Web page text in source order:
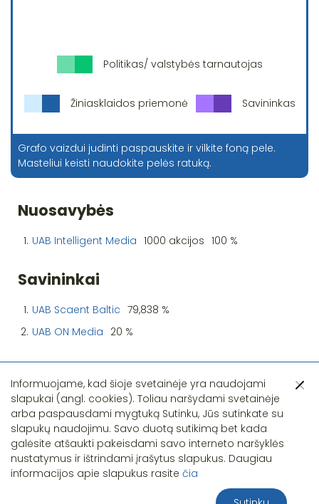
Politikas/ valstybės tarnautojas
Žiniasklaidos priemonė Savininkas
Grafo vaizdui judinti paspauskite ir vilkite foną pele.
Masteliui keisti naudokite pelės ratuką.
Nuosavybės
1. UAB Intelligent Media 1000 akcijos 100 %
Savininkai
1. UAB Scaent Baltic 79,838 %
2. UAB ON Media 20 %
Pastebėjote klaidą?
Informuojame, kad šioje svetainėje yra naudojami
slapukai (angl. cookies). Toliau naršydami svetainėje
arba paspausdami mygtuką Sutinku, Jūs sutinkate su
slapukų naudojimu. Savo duotą sutikimą bet kada
galėsite atšaukti pakeisdami savo interneto naršyklės
nustatymus ir ištrindami įrašytus slapukus. Daugiau
informacijos apie slapukus rasite čia